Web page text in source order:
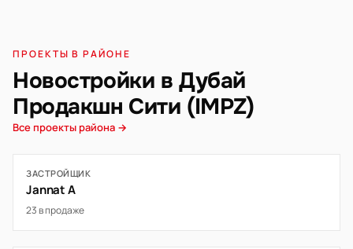
ПРОЕКТЫ В РАЙОНЕ
Новостройки в Дубай
Продакшн Сити (IMPZ)
Все проекты района →
ЗАСТРОЙЩИК
Jannat A
23 в продаже